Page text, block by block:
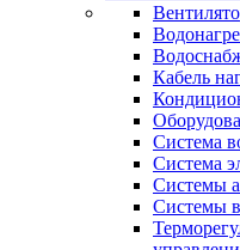
Кабель
Система
Система
Системы
Системы